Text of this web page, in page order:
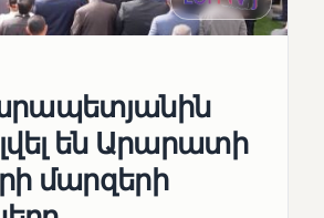
են Արարատի
մարզերի